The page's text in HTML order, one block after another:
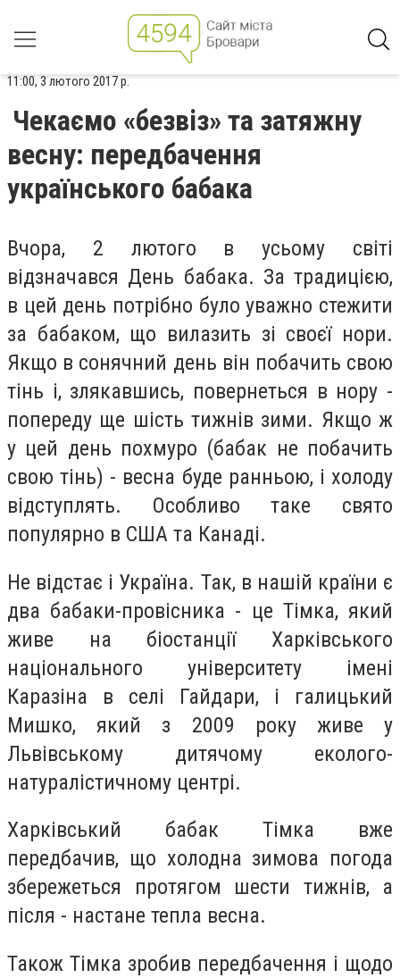
11:00, 3 лютого 2017 р.
Чекаємо «безвіз» та затяжну
весну: передбачення
українського бабака
Вчора, 2 лютого в усьому світі
відзначався День бабака. За традицією,
в цей день потрібно було уважно стежити
за бабаком, що вилазить зі своєї нори.
Якщо в сонячний день він побачить свою
тінь і, злякавшись, повернеться в нору -
попереду ще шість тижнів зими. Якщо ж
у цей день похмуро (бабак не побачить
свою тінь) - весна буде ранньою, і холоду
відступлять. Особливо таке свято
популярно в США та Канаді.
Не відстає і Україна. Так, в нашій країни є
два бабаки-провісника - це Тімка, який
живе на біостанції Харківського
національного університету імені
Каразіна в селі Гайдари, і галицький
Мишко, який з 2009 року живе у
Львівському дитячому еколого-
натуралістичному центрі.
Харківський бабак Тімка вже
передбачив, що холодна зимова погода
збережеться протягом шести тижнів, а
після - настане тепла весна.
Також Тімка зробив передбачення і щодо